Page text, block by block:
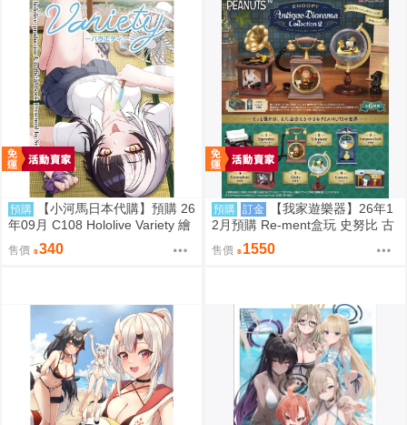
預購
【小河馬日本代購】預購 26
年09月 C108 Hololive Variety 繪
師:Syun
售價 340
預購 訂金
【我家遊樂器】26年1
2月預購 Re-ment盒玩 史努比 古
董立體場景2
售價 1550